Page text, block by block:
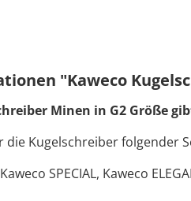
"Kaweco
Minen in G2 Größe
die Kugelschreiber folgender
SPECIAL, Kaweco